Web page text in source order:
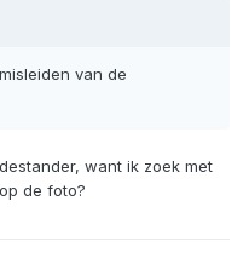
van de
want ik zoek met
de foto?